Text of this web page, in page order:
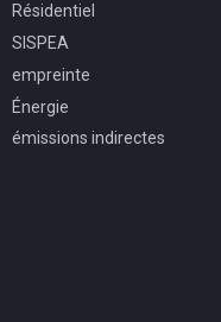
Résidentiel
SISPEA
empreinte
Énergie
émissions indirectes